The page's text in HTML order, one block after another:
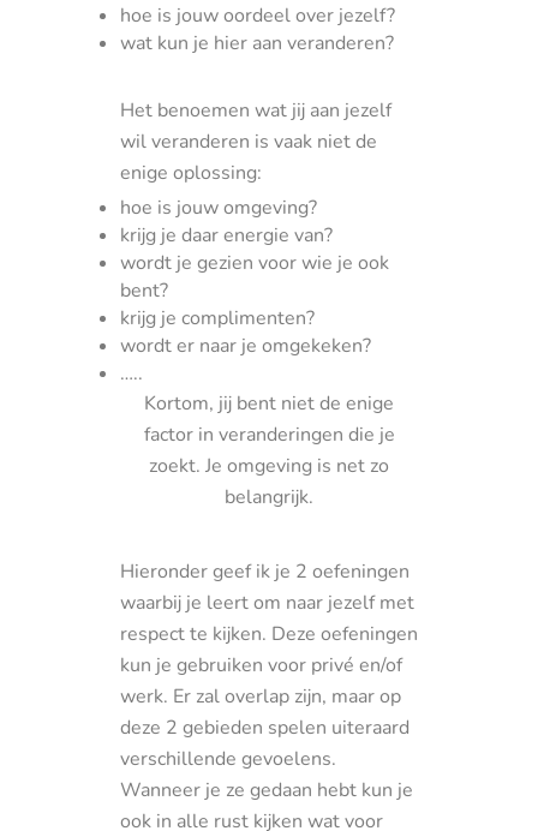
hoe is jouw oordeel over jezelf?
wat kun je hier aan veranderen?
Het benoemen wat jij aan jezelf
wil veranderen is vaak niet de
enige oplossing:
hoe is jouw omgeving?
krijg je daar energie van?
wordt je gezien voor wie je ook
bent?
krijg je complimenten?
wordt er naar je omgekeken?
…..
Kortom, jij bent niet de enige
factor in veranderingen die je
zoekt. Je omgeving is net zo
belangrijk.
Hieronder geef ik je 2 oefeningen
waarbij je leert om naar jezelf met
respect te kijken. Deze oefeningen
kun je gebruiken voor privé en/of
werk. Er zal overlap zijn, maar op
deze 2 gebieden spelen uiteraard
verschillende gevoelens.
Wanneer je ze gedaan hebt kun je
ook in alle rust kijken wat voor